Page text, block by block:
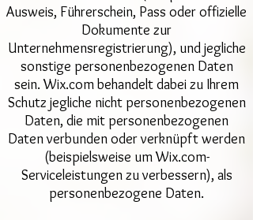
Ausweis, Führerschein, Pass oder offizielle
Dokumente zur
Unternehmensregistrierung), und jegliche
sonstige personenbezogenen Daten
sein. Wix.com behandelt dabei zu Ihrem
Schutz jegliche nicht personenbezogenen
Daten, die mit personenbezogenen
Daten verbunden oder verknüpft werden
(beispielsweise um Wix.com-
Serviceleistungen zu verbessern), als
personenbezogene Daten.